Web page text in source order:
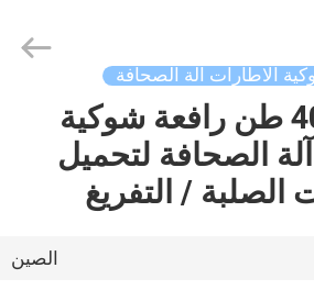
الاطارات آلة الصحافة
الثقيلة 400 طن رافعة شوكية
آلة الصحافة لتحميل
الصلبة / التفريغ
الصين